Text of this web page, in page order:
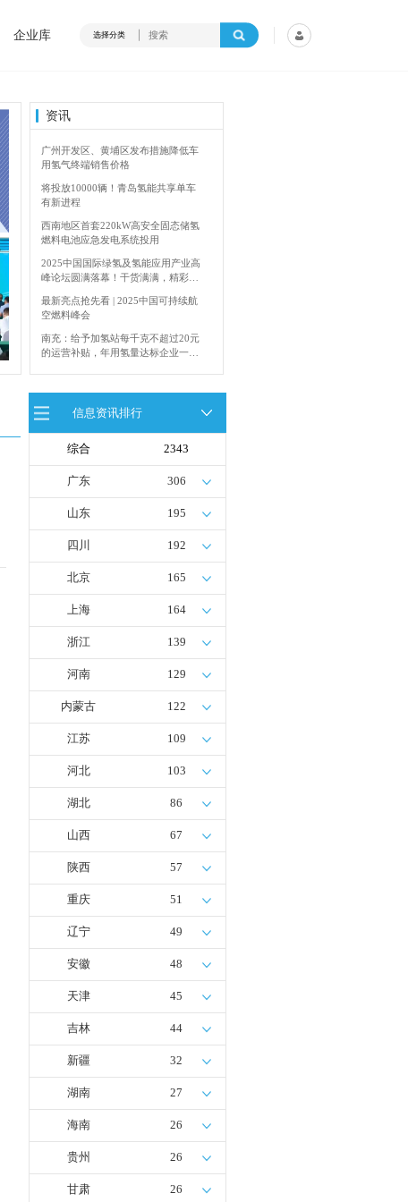
企业库 选择分类
加快建设输氢管道网络
资讯
广州开发区、黄埔区发布措施降低车
用氢气终端销售价格
将投放10000辆！青岛氢能共享单车
有新进程
西南地区首套220kW高安全固态储氢
燃料电池应急发电系统投用
2025中国国际绿氢及氢能应用产业高
峰论坛圆满落幕！干货满满，精彩瞬
最新亮点抢先看 | 2025中国可持续航
空燃料峰会
南充：给予加氢站每千克不超过20元
的运营补贴，年用氢量达标企业一次
青岛氢能新跨越：海德利森携手打造
全球首台套！240吨氢能矿用刚性自
发成果验收工作会议在呼伦贝尔举行
新疆俊瑞温宿规模化制绿氢项目开工
仪式在温宿县成功举办
荷兰氢能产业联盟到访天德工业装
能产业发展举办交流会
信息资讯排行
综合 2343
广东 306
山东 195
四川 192
北京 165
上海 164
浙江 139
河南 129
内蒙古 122
江苏 109
河北 103
湖北 86
山西 67
陕西 57
重庆 51
辽宁 49
安徽 48
天津 45
吉林 44
新疆 32
湖南 27
海南 26
贵州 26
甘肃 26